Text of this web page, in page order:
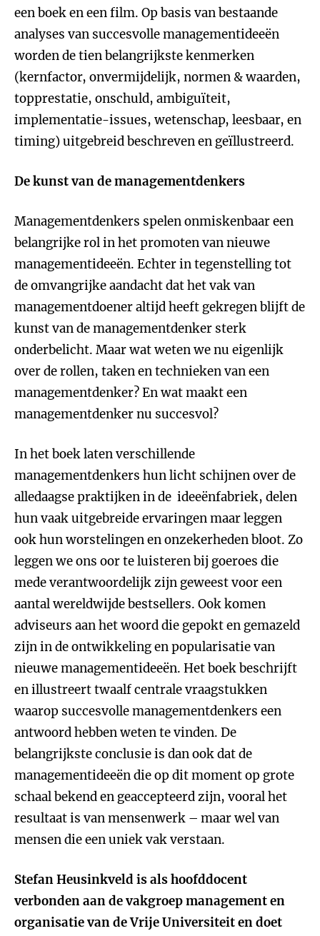
een boek en een film. Op basis van bestaande
analyses van succesvolle managementideeën
worden de tien belangrijkste kenmerken
(kernfactor, onvermijdelijk, normen & waarden,
topprestatie, onschuld, ambiguïteit,
implementatie-issues, wetenschap, leesbaar, en
timing) uitgebreid beschreven en geïllustreerd.
De kunst van de managementdenkers
Managementdenkers spelen onmiskenbaar een
belangrijke rol in het promoten van nieuwe
managementideeën. Echter in tegenstelling tot
de omvangrijke aandacht dat het vak van
managementdoener altijd heeft gekregen blijft de
kunst van de managementdenker sterk
onderbelicht. Maar wat weten we nu eigenlijk
over de rollen, taken en technieken van een
managementdenker? En wat maakt een
managementdenker nu succesvol?
In het boek laten verschillende
managementdenkers hun licht schijnen over de
alledaagse praktijken in de ideeënfabriek, delen
hun vaak uitgebreide ervaringen maar leggen
ook hun worstelingen en onzekerheden bloot. Zo
leggen we ons oor te luisteren bij goeroes die
mede verantwoordelijk zijn geweest voor een
aantal wereldwijde bestsellers. Ook komen
adviseurs aan het woord die gepokt en gemazeld
zijn in de ontwikkeling en popularisatie van
nieuwe managementideeën. Het boek beschrijft
en illustreert twaalf centrale vraagstukken
waarop succesvolle managementdenkers een
antwoord hebben weten te vinden. De
belangrijkste conclusie is dan ook dat de
managementideeën die op dit moment op grote
schaal bekend en geaccepteerd zijn, vooral het
resultaat is van mensenwerk – maar wel van
mensen die een uniek vak verstaan.
Stefan Heusinkveld is als hoofddocent
verbonden aan de vakgroep management en
organisatie van de Vrije Universiteit en doet